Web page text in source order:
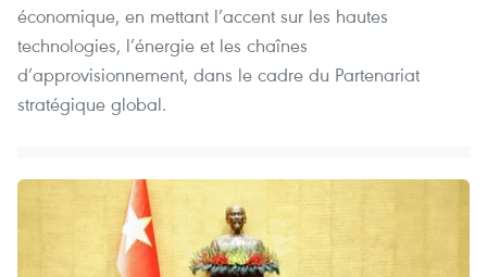
économique, en mettant l’accent sur les hautes
technologies, l’énergie et les chaînes
d’approvisionnement, dans le cadre du Partenariat
stratégique global.